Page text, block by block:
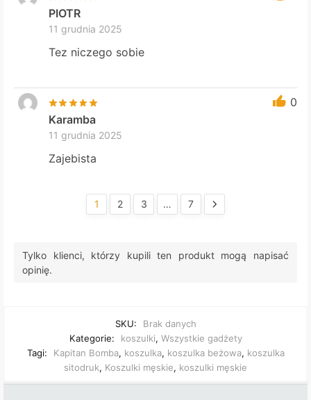
PIOTR
11 grudnia 2025
Tez niczego sobie
0
Karamba
11 grudnia 2025
Zajebista
1 2 3 … 7
Tylko klienci, którzy kupili ten produkt mogą napisać
opinię.
SKU:
Brak danych
Kategorie:
koszulki, Wszystkie gadżety
Tagi:
Kapitan Bomba, koszulka, koszulka beżowa, koszulka
sitodruk, Koszulki męskie, koszulki męskie